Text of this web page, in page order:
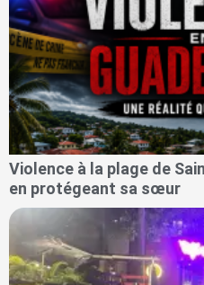
Violence à la plage de
en protégeant sa sœur